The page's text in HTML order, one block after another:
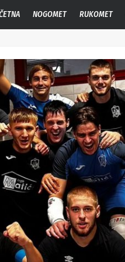
NOGOMET RUKOMET